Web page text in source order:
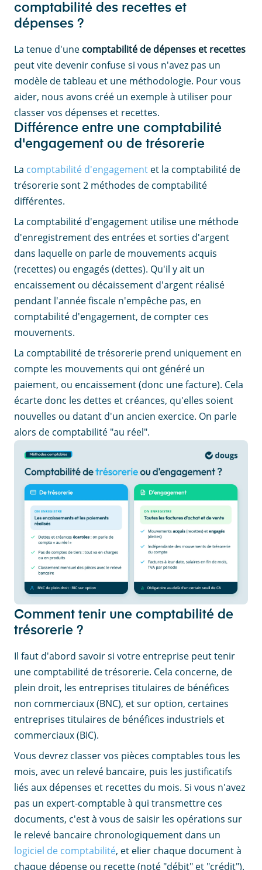
comptabilité des recettes et
dépenses ?
La tenue d'une comptabilité de dépenses et recettes
peut vite devenir confuse si vous n'avez pas un
modèle de tableau et une méthodologie. Pour vous
aider, nous avons créé un exemple à utiliser pour
classer vos dépenses et recettes.
Différence entre une comptabilité
d'engagement ou de trésorerie
La comptabilité d'engagement et la comptabilité de
trésorerie sont 2 méthodes de comptabilité
différentes.
La comptabilité d'engagement utilise une méthode
d'enregistrement des entrées et sorties d'argent
dans laquelle on parle de mouvements acquis
(recettes) ou engagés (dettes). Qu'il y ait un
encaissement ou décaissement d'argent réalisé
pendant l'année fiscale n'empêche pas, en
comptabilité d'engagement, de compter ces
mouvements.
La comptabilité de trésorerie prend uniquement en
compte les mouvements qui ont généré un
paiement, ou encaissement (donc une facture). Cela
écarte donc les dettes et créances, qu'elles soient
nouvelles ou datant d'un ancien exercice. On parle
alors de comptabilité "au réel".
Comment tenir une comptabilité de
trésorerie ?
Il faut d'abord savoir si votre entreprise peut tenir
une comptabilité de trésorerie. Cela concerne, de
plein droit, les entreprises titulaires de bénéfices
non commerciaux (BNC), et sur option, certaines
entreprises titulaires de bénéfices industriels et
commerciaux (BIC).
Vous devrez classer vos pièces comptables tous les
mois, avec un relevé bancaire, puis les justificatifs
liés aux dépenses et recettes du mois. Si vous n'avez
pas un expert-comptable à qui transmettre ces
documents, c'est à vous de saisir les opérations sur
le relevé bancaire chronologiquement dans un
logiciel de comptabilité, et elier chaque document à
chaque dépense ou recette (noté "débit" et "crédit").